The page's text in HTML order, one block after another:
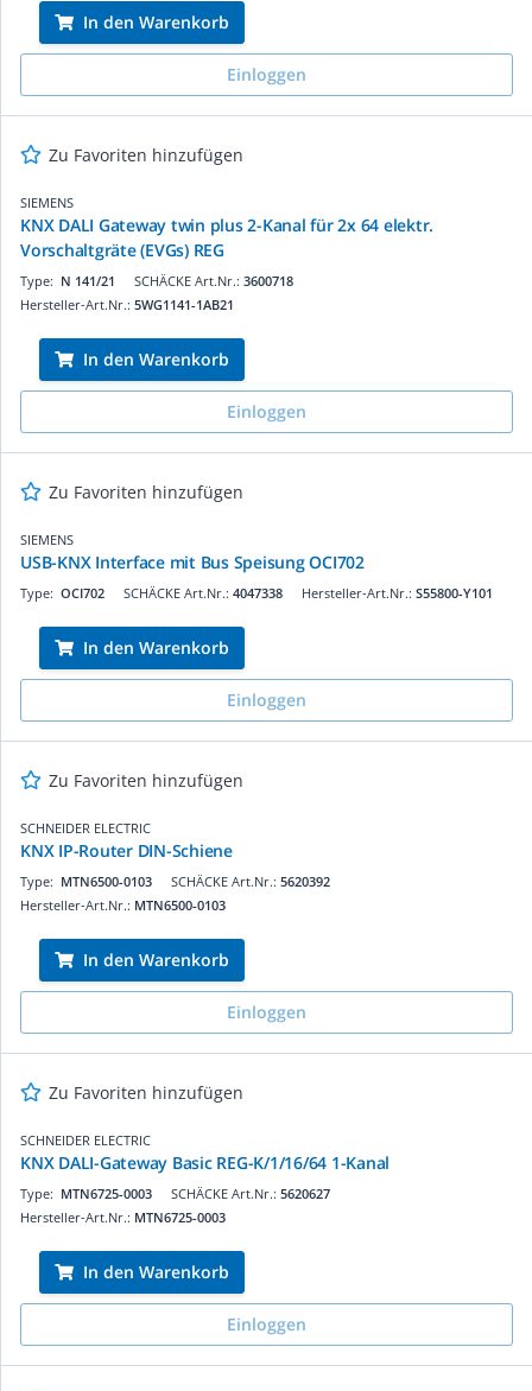
In den Warenkorb
Einloggen
Zu Favoriten hinzufügen
SIEMENS
KNX DALI Gateway twin plus 2-Kanal für 2x 64 elektr.
Vorschaltgräte (EVGs) REG
SCHÄCKE Art.Nr.: 3600718
Type: N 141/21
Hersteller-Art.Nr.: 5WG1141-1AB21
In den Warenkorb
Einloggen
Zu Favoriten hinzufügen
SIEMENS
USB-KNX Interface mit Bus Speisung OCI702
SCHÄCKE Art.Nr.: 4047338
Type: OCI702 Hersteller-Art.Nr.: S55800-Y101
In den Warenkorb
Einloggen
Zu Favoriten hinzufügen
SCHNEIDER ELECTRIC
KNX IP-Router DIN-Schiene
SCHÄCKE Art.Nr.: 5620392
Type: MTN6500-0103
Hersteller-Art.Nr.: MTN6500-0103
In den Warenkorb
Einloggen
Zu Favoriten hinzufügen
SCHNEIDER ELECTRIC
KNX DALI-Gateway Basic REG-K/1/16/64 1-Kanal
SCHÄCKE Art.Nr.: 5620627
Type: MTN6725-0003
Hersteller-Art.Nr.: MTN6725-0003
In den Warenkorb
Einloggen